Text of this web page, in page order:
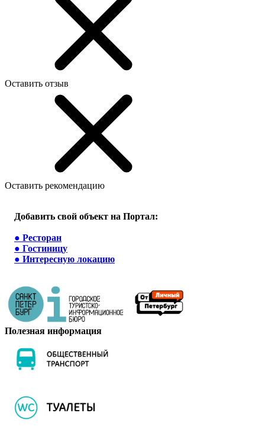
Оставить отзыв
Оставить рекомендацию
Добавить свой объект на Портал:
● Ресторан
● Гостиницу
● Интересную локацию
Полезная информация